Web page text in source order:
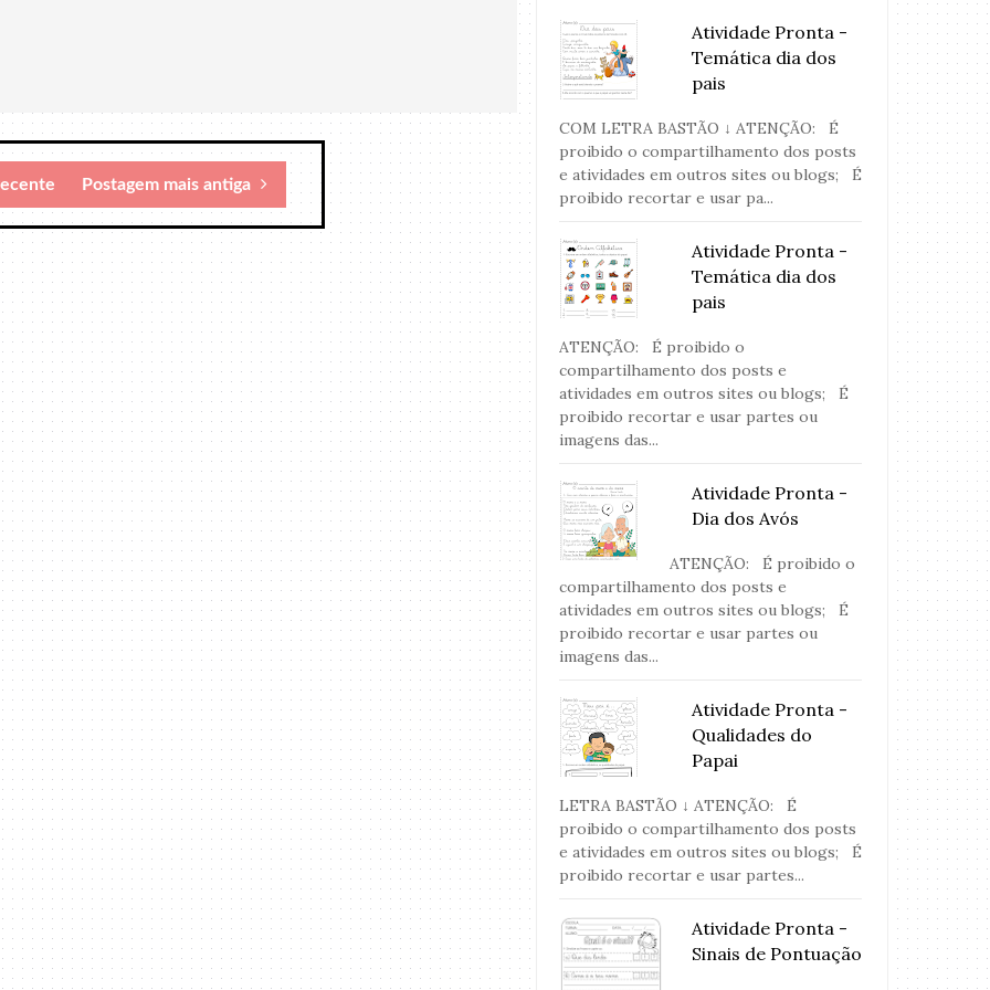
Postagem mais antiga
Atividade Pronta -
Temática dia dos
pais
COM LETRA BASTÃO ↓ ATENÇÃO: É
proibido o compartilhamento dos posts
e atividades em outros sites ou blogs; É
proibido recortar e usar pa...
Atividade Pronta -
Temática dia dos
pais
ATENÇÃO: É proibido o
compartilhamento dos posts e
atividades em outros sites ou blogs; É
proibido recortar e usar partes ou
imagens das...
Atividade Pronta -
Dia dos Avós
ATENÇÃO: É proibido o
compartilhamento dos posts e
atividades em outros sites ou blogs; É
proibido recortar e usar partes ou
imagens das...
Atividade Pronta -
Qualidades do
Papai
LETRA BASTÃO ↓ ATENÇÃO: É
proibido o compartilhamento dos posts
e atividades em outros sites ou blogs; É
proibido recortar e usar partes...
Atividade Pronta -
Sinais de Pontuação